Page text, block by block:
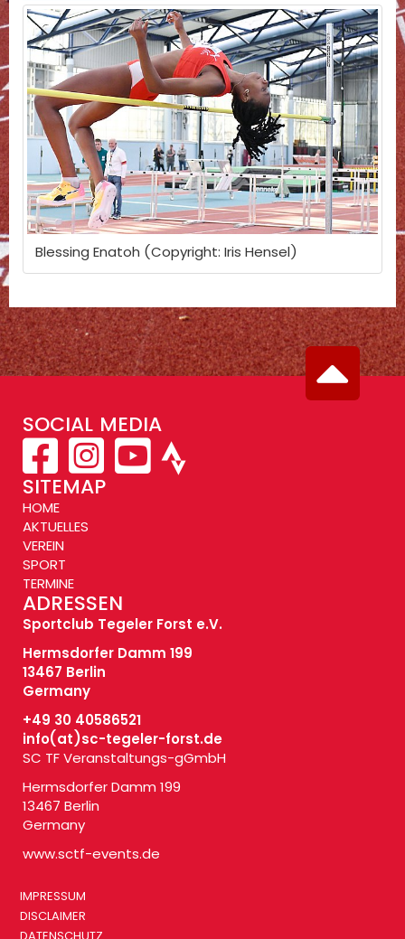
Blessing Enatoh (Copyright: Iris Hensel)
SOCIAL MEDIA
SITEMAP
HOME
AKTUELLES
VEREIN
SPORT
TERMINE
ADRESSEN
Sportclub Tegeler Forst e.V.
Hermsdorfer Damm 199
13467 Berlin
Germany
+49 30 40586521
info(at)sc-tegeler-forst.de
SC TF Veranstaltungs-gGmbH
Hermsdorfer Damm 199
13467 Berlin
Germany
www.sctf-events.de
IMPRESSUM
DISCLAIMER